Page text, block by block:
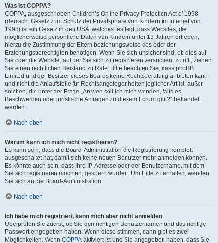
Was ist COPPA?
COPPA, ausgeschrieben Children’s Online Privacy Protection Act of 1998
(deutsch: Gesetz zum Schutz der Privatsphäre von Kindern im Internet von
1998) ist ein Gesetz in den USA, welches festlegt, dass Websites, die
möglicherweise persönliche Daten von Kindern unter 13 Jahren erheben,
hierzu die Zustimmung der Eltern beziehungsweise des oder der
Erziehungsberechtigten benötigen. Wenn Sie sich unsicher sind, ob dies auf
Sie oder die Website, auf der Sie sich zu registrieren versuchen, zutrifft, ziehen
Sie einen rechtlichen Beistand zu Rate. Bitte beachten Sie, dass phpBB
Limited und der Besitzer dieses Boards keine Rechtsberatung anbieten kann
und nicht die Anlaufstelle für Rechtsangelegenheiten jeglicher Art ist; außer
solchen, die unter der Frage „An wen soll ich mich wenden, falls es
Beschwerden oder juristische Anfragen zu diesem Forum gibt?“ behandelt
werden.
Nach oben
Warum kann ich mich nicht registrieren?
Es kann sein, dass die Board-Administration die Registrierung komplett
ausgeschaltet hat, damit sich keine neuen Benutzer mehr anmelden können.
Es könnte auch sein, dass Ihre IP-Adresse oder der Benutzername, mit dem
Sie sich registrieren möchten, gesperrt wurden. Um Hilfe zu erhalten, wenden
Sie sich an die Board-Administration.
Nach oben
Ich habe mich registriert, kann mich aber nicht anmelden!
Überprüfen Sie zuerst, ob Sie den richtigen Benutzernamen und das richtige
Passwort eingegeben haben. Wenn diese stimmen, dann gibt es zwei
Möglichkeiten. Wenn COPPA aktiviert ist und Sie angegeben haben, dass Sie